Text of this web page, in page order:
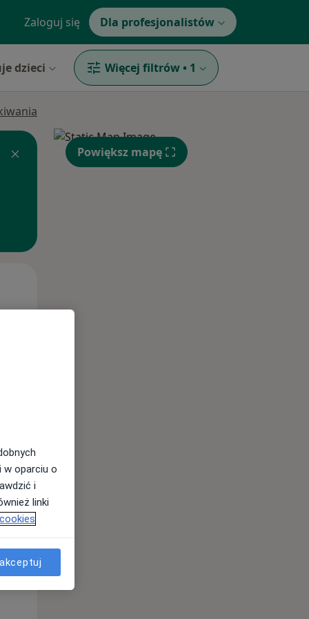
Zaloguj się Dla profesjonalistów
dzieci Więcej filtrów • 1
Pon,
Powiększ mapę
w oparciu o
i
linki